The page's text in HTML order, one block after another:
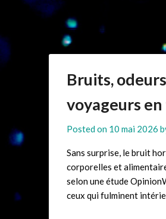
Bruits,
voyageurs
Posted on 10 mai 2026
Sans surprise, le bruit
corporelles et
selon une étude
ceux qui fulminent